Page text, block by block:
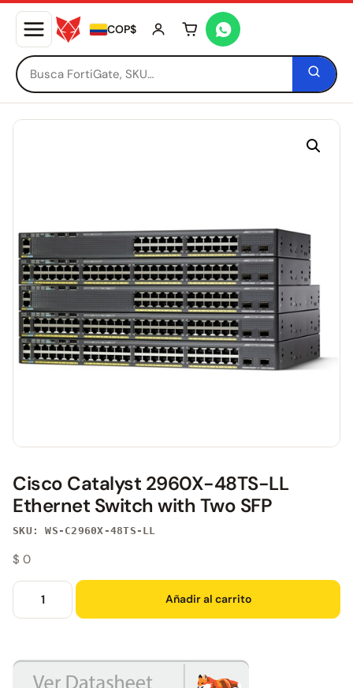
COP$ Tu carrito está vacío
Cisco Catalyst 2960X-48TS-LL
Ethernet Switch with Two SFP
SKU: WS-C2960X-48TS-LL
$ 0
Añadir al carrito